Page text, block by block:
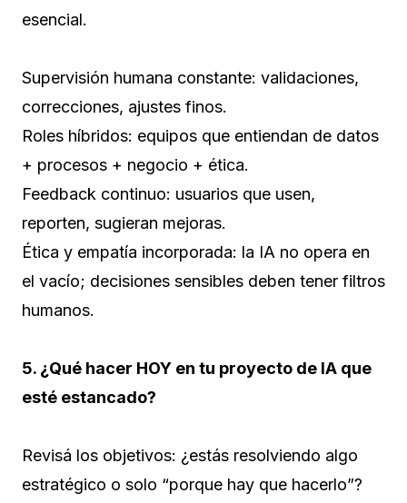
esencial.
Supervisión humana constante: validaciones,
correcciones, ajustes finos.
Roles híbridos: equipos que entiendan de datos
+ procesos + negocio + ética.
Feedback continuo: usuarios que usen,
reporten, sugieran mejoras.
Ética y empatía incorporada: la IA no opera en
el vacío; decisiones sensibles deben tener filtros
humanos.
5. ¿Qué hacer HOY en tu proyecto de IA que
esté estancado?
Revisá los objetivos: ¿estás resolviendo algo
estratégico o solo “porque hay que hacerlo”?